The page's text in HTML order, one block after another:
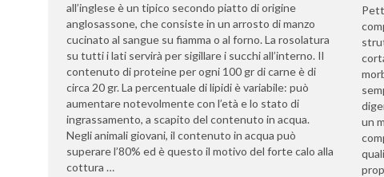
all’inglese è un tipico secondo piatto di origine
anglosassone, che consiste in un arrosto di manzo
cucinato al sangue su fiamma o al forno. La rosolatura
su tutti i lati servirà per sigillare i succhi all’interno. Il
contenuto di proteine per ogni 100 gr di carne è di
circa 20 gr. La percentuale di lipidi è variabile: può
aumentare notevolmente con l’età e lo stato di
ingrassamento, a scapito del contenuto in acqua.
Negli animali giovani, il contenuto in acqua può
superare l’80% ed è questo il motivo del forte calo alla
cottura …
un